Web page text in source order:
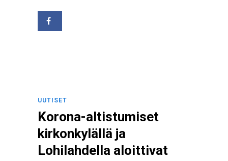
UUTISET
Korona-altistumiset
kirkonkylällä ja
Lohilahdella aloittivat